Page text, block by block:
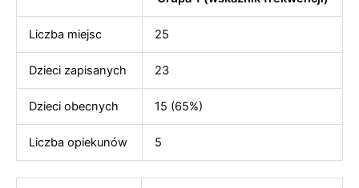
Liczba miejsc 25
Dzieci zapisanych 23
Dzieci obecnych 15 (65%)
Liczba opiekunów 5